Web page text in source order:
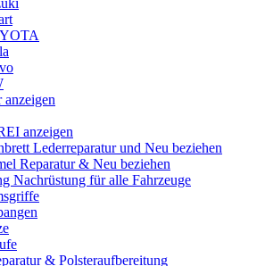
anzeigen
anzeigen
Lederreparatur und Neu beziehen
Reparatur & Neu beziehen
Nachrüstung für alle Fahrzeuge
& Polsteraufbereitung